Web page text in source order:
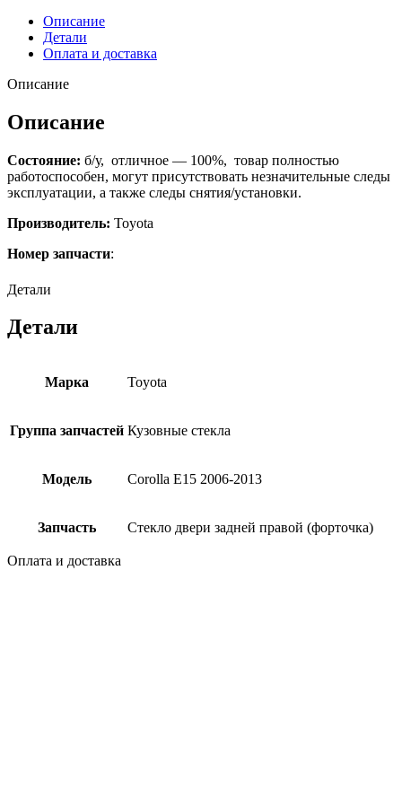
Описание
Детали
Оплата и доставка
Описание
Описание
Состояние: б/у, отличное — 100%, товар полностью
работоспособен, могут присутствовать незначительные следы
эксплуатации, а также следы снятия/установки.
Производитель: Toyota
Номер запчасти:
Детали
Детали
Марка Toyota
Группа запчастей Кузовные стекла
Модель Corolla E15 2006-2013
Запчасть Стекло двери задней правой (форточка)
Оплата и доставка